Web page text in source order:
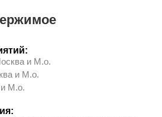
и М.о.
и М.о.
М.о.